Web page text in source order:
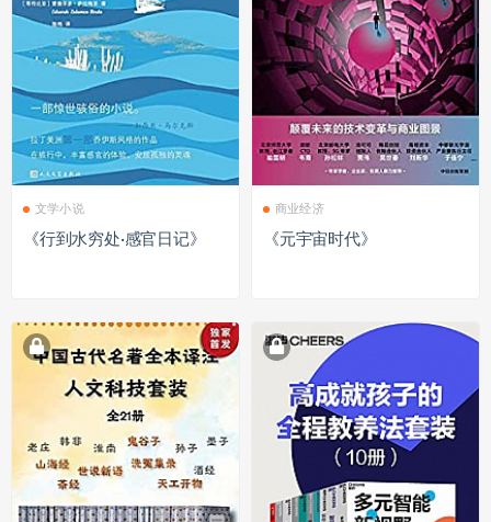
文学小说
《行到水穷处·感官日记》
商业经济
《元宇宙时代》